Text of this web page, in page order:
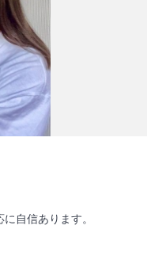
自信あります。